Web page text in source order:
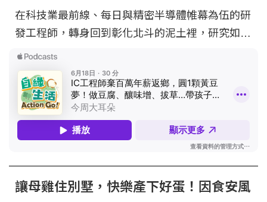
自然學習 feat. 陳光鏡｜自綠生活Action
Go! EP89
在科技業最前線、每日與精密半導體帷幕為伍的研
發工程師，轉身回到彰化北斗的泥土裡，研究如何
種植一顆小小的黃豆。這聽起來像是某種人生大轉
彎，但對「田野勤學」創辦人陳光鏡來說，只不過
是換了一種方式進行「研發」。 - 主持人｜儀璇
與談人｜田野勤學創辦人 陳光鏡 文章連結｜
https://pse.is/9897vp -- Hosting provided by
SoundOn
讓母雞住別墅，快樂產下好蛋！因食安風